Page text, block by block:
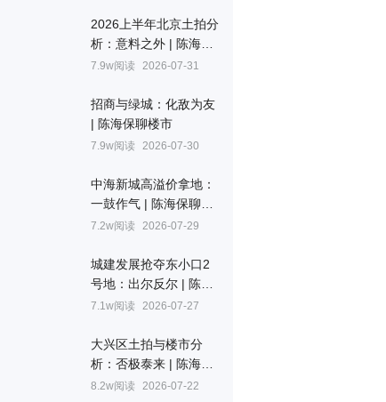
2026上半年北京土拍分
析：意料之外 | 陈海保
聊土拍
7.9w阅读 2026-07-31
招商与绿城：化敌为友
| 陈海保聊楼市
7.9w阅读 2026-07-30
中海新城高溢价拿地：
一鼓作气 | 陈海保聊楼
市
7.2w阅读 2026-07-29
城建发展抢夺东小口2
号地：出尔反尔 | 陈海
保聊土拍
7.1w阅读 2026-07-27
大兴区土拍与楼市分
析：否极泰来 | 陈海保
聊土拍
8.2w阅读 2026-07-22